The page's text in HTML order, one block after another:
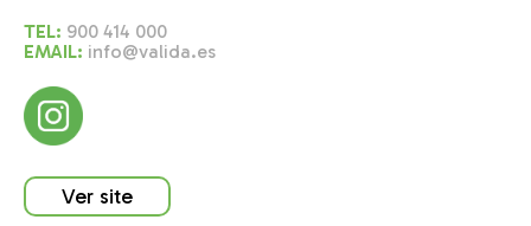
TEL: 900 414 000
EMAIL: info@valida.es
Ver site